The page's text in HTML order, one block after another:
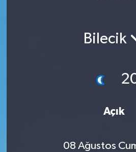
Bilecik
Açık
08 Ağustos